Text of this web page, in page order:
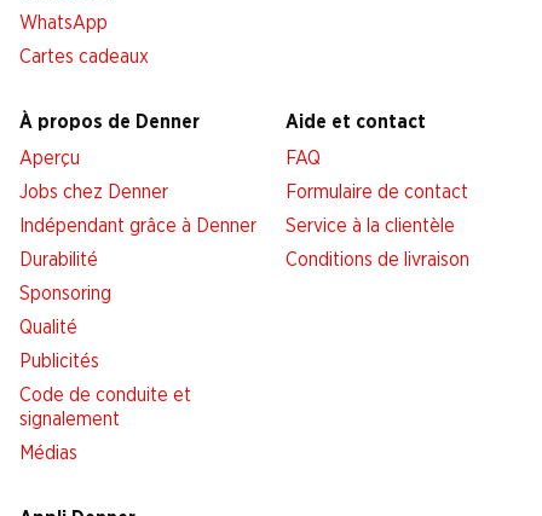
WhatsApp
Cartes cadeaux
À propos de Denner
Aperçu
Jobs chez Denner
Indépendant grâce à Denner
Durabilité
Sponsoring
Qualité
Publicités
Code de conduite et
signalement
Médias
Aide et contact
FAQ
Formulaire de contact
Service à la clientèle
Conditions de livraison